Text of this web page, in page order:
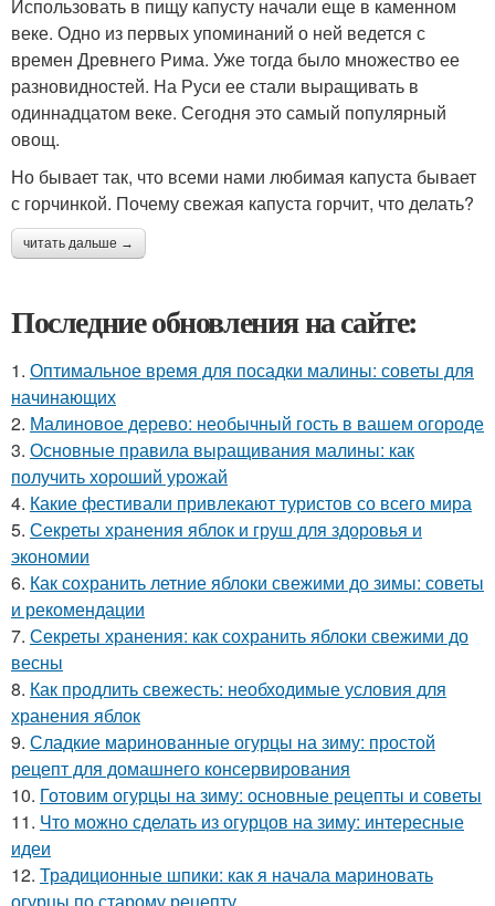
Использовать в пищу капусту начали еще в каменном
веке. Одно из первых упоминаний о ней ведется с
времен Древнего Рима. Уже тогда было множество ее
разновидностей. На Руси ее стали выращивать в
одиннадцатом веке. Сегодня это самый популярный
овощ.
Но бывает так, что всеми нами любимая капуста бывает
с горчинкой. Почему свежая капуста горчит, что делать?
читать дальше →
Последние обновления на сайте:
1. Оптимальное время для посадки малины: советы для
начинающих
2. Малиновое дерево: необычный гость в вашем огороде
3. Основные правила выращивания малины: как
получить хороший урожай
4. Какие фестивали привлекают туристов со всего мира
5. Секреты хранения яблок и груш для здоровья и
экономии
6. Как сохранить летние яблоки свежими до зимы: советы
и рекомендации
7. Секреты хранения: как сохранить яблоки свежими до
весны
8. Как продлить свежесть: необходимые условия для
хранения яблок
9. Сладкие маринованные огурцы на зиму: простой
рецепт для домашнего консервирования
10. Готовим огурцы на зиму: основные рецепты и советы
11. Что можно сделать из огурцов на зиму: интересные
идеи
12. Традиционные шпики: как я начала мариновать
огурцы по старому рецепту